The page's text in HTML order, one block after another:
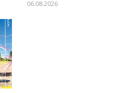
06.08.2026